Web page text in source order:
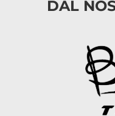
DAL